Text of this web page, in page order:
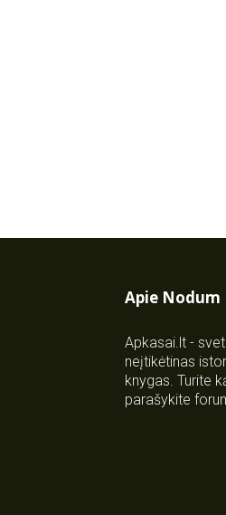
Apie Nodum
Apkasai.lt -
neįtikėtinas
knygas. Turite
parašykite